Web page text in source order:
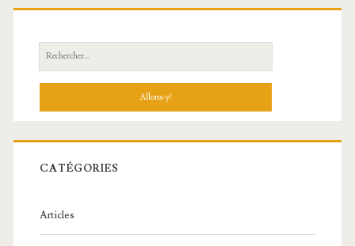
R
e
h
r
c
:
CATÉGORIES
Articles